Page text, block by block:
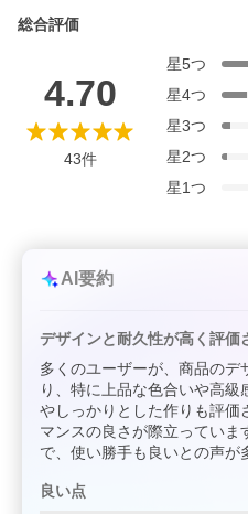
総合評価
4.70
43件
星5つ
星4つ
星3つ
星2つ
星1つ
AI要約
デザインと耐久性が高く評価
多くのユーザーが、商品のデ
り、特に上品な色合いや高
やしっかりとした作りも評価
マンスの良さが際立っていま
で、使い勝手も良いとの声が
良い点